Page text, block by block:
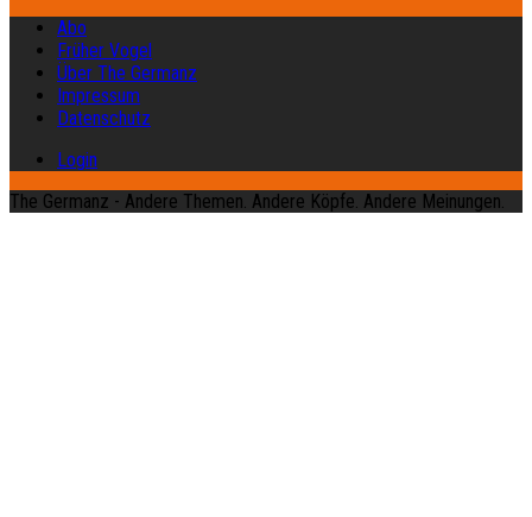
Abo
Früher Vogel
Über The Germanz
Impressum
Datenschutz
Login
The Germanz - Andere Themen. Andere Köpfe. Andere Meinungen.